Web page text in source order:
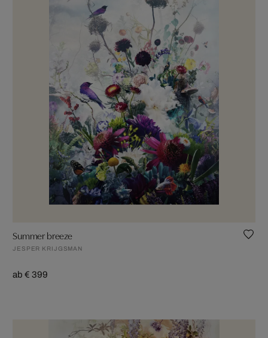
Summer breeze
JESPER KRIJGSMAN
ab € 399